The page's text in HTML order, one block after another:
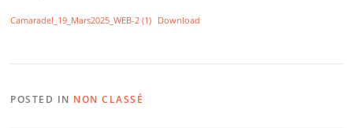
Camarade!_19_Mars2025_WEB-2 (1) Download
POSTED IN NON CLASSÉ